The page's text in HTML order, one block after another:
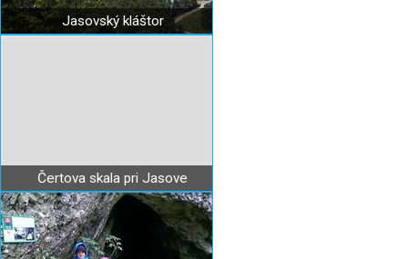
Jasovský kláštor
Čertova skala pri Jasove